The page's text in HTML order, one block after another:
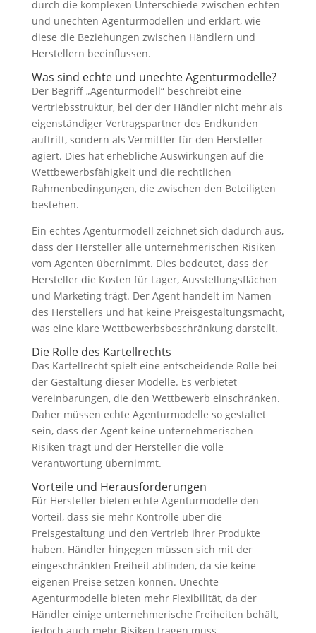
durch die komplexen Unterschiede zwischen echten
und unechten Agenturmodellen und erklärt, wie
diese die Beziehungen zwischen Händlern und
Herstellern beeinflussen.
Was sind echte und unechte Agenturmodelle?
Der Begriff „Agenturmodell“ beschreibt eine
Vertriebsstruktur, bei der der Händler nicht mehr als
eigenständiger Vertragspartner des Endkunden
auftritt, sondern als Vermittler für den Hersteller
agiert. Dies hat erhebliche Auswirkungen auf die
Wettbewerbsfähigkeit und die rechtlichen
Rahmenbedingungen, die zwischen den Beteiligten
bestehen.
Ein echtes Agenturmodell zeichnet sich dadurch aus,
dass der Hersteller alle unternehmerischen Risiken
vom Agenten übernimmt. Dies bedeutet, dass der
Hersteller die Kosten für Lager, Ausstellungsflächen
und Marketing trägt. Der Agent handelt im Namen
des Herstellers und hat keine Preisgestaltungsmacht,
was eine klare Wettbewerbsbeschränkung darstellt.
Die Rolle des Kartellrechts
Das Kartellrecht spielt eine entscheidende Rolle bei
der Gestaltung dieser Modelle. Es verbietet
Vereinbarungen, die den Wettbewerb einschränken.
Daher müssen echte Agenturmodelle so gestaltet
sein, dass der Agent keine unternehmerischen
Risiken trägt und der Hersteller die volle
Verantwortung übernimmt.
Vorteile und Herausforderungen
Für Hersteller bieten echte Agenturmodelle den
Vorteil, dass sie mehr Kontrolle über die
Preisgestaltung und den Vertrieb ihrer Produkte
haben. Händler hingegen müssen sich mit der
eingeschränkten Freiheit abfinden, da sie keine
eigenen Preise setzen können. Unechte
Agenturmodelle bieten mehr Flexibilität, da der
Händler einige unternehmerische Freiheiten behält,